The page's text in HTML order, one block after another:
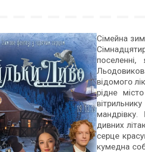
Сімейна
відомого
рідне
мандрівку.
дивних
серце
кумедна